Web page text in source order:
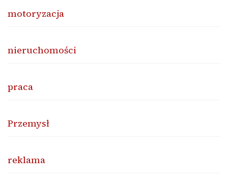
motoryzacja
nieruchomości
praca
Przemysł
reklama